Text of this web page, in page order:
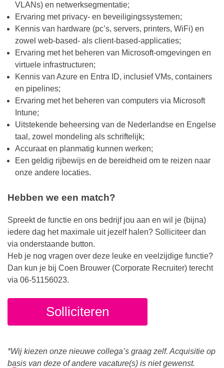
VLANs) en netwerksegmentatie;
Ervaring met privacy- en beveiligingssystemen;
Kennis van hardware (pc’s, servers, printers, WiFi) en
zowel web-based- als client-based-applicaties;
Ervaring met het beheren van Microsoft-omgevingen en
virtuele infrastructuren;
Kennis van Azure en Entra ID, inclusief VMs, containers
en pipelines;
Ervaring met het beheren van computers via Microsoft
Intune;
Uitstekende beheersing van de Nederlandse en Engelse
taal, zowel mondeling als schriftelijk;
Accuraat en planmatig kunnen werken;
Een geldig rijbewijs en de bereidheid om te reizen naar
onze andere locaties.
Hebben we een match?
Spreekt de functie en ons bedrijf jou aan en wil je (bijna)
iedere dag het maximale uit jezelf halen? Solliciteer dan
via onderstaande button.
Heb je nog vragen over deze leuke en veelzijdige functie?
Dan kun je bij Coen Brouwer (Corporate Recruiter) terecht
via 06-51156023.
Solliciteren
*Wij kiezen onze nieuwe collega’s graag zelf. Acquisitie op
basis van deze of andere vacature(s) is niet gewenst.